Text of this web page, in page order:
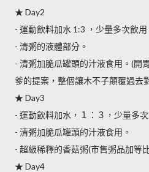
★ Day2
- 運動飲料加水 1:3 ，少量多次飲用
- 清粥的液體部分。
- 清粥加脆瓜罐頭的汁液食用。(開
爹的提案，整個讓木不子顛覆過去
★ Day3
- 運動飲料加水，１：３，少量多次
- 清粥加脆瓜罐頭的汁液食用。
- 超級稀釋的香菇粥(市售粥品加等
★ Day4